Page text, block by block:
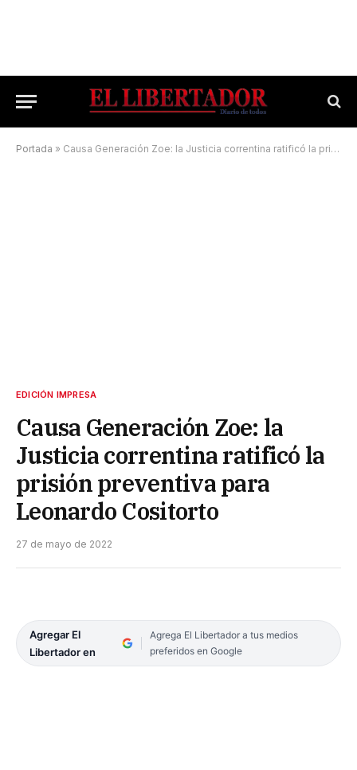
Portada » Causa Generación Zoe: la Justicia correntina ratificó la prisión preventiva para Leonardo Cositorto
EDICIÓN IMPRESA
Causa Generación Zoe: la
Justicia correntina ratificó la
prisión preventiva para
Leonardo Cositorto
27 de mayo de 2022
Agregar El
Libertador en
Agrega El Libertador a tus medios
preferidos en Google